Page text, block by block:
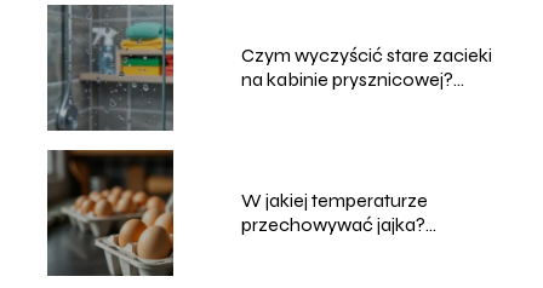
Czym wyczyścić stare zacieki
na kabinie prysznicowej?
W jakiej temperaturze
przechowywać jajka?